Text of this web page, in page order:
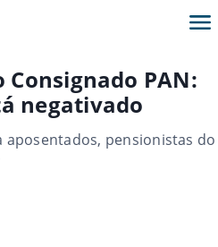
PAN:
negativado
pensionistas do